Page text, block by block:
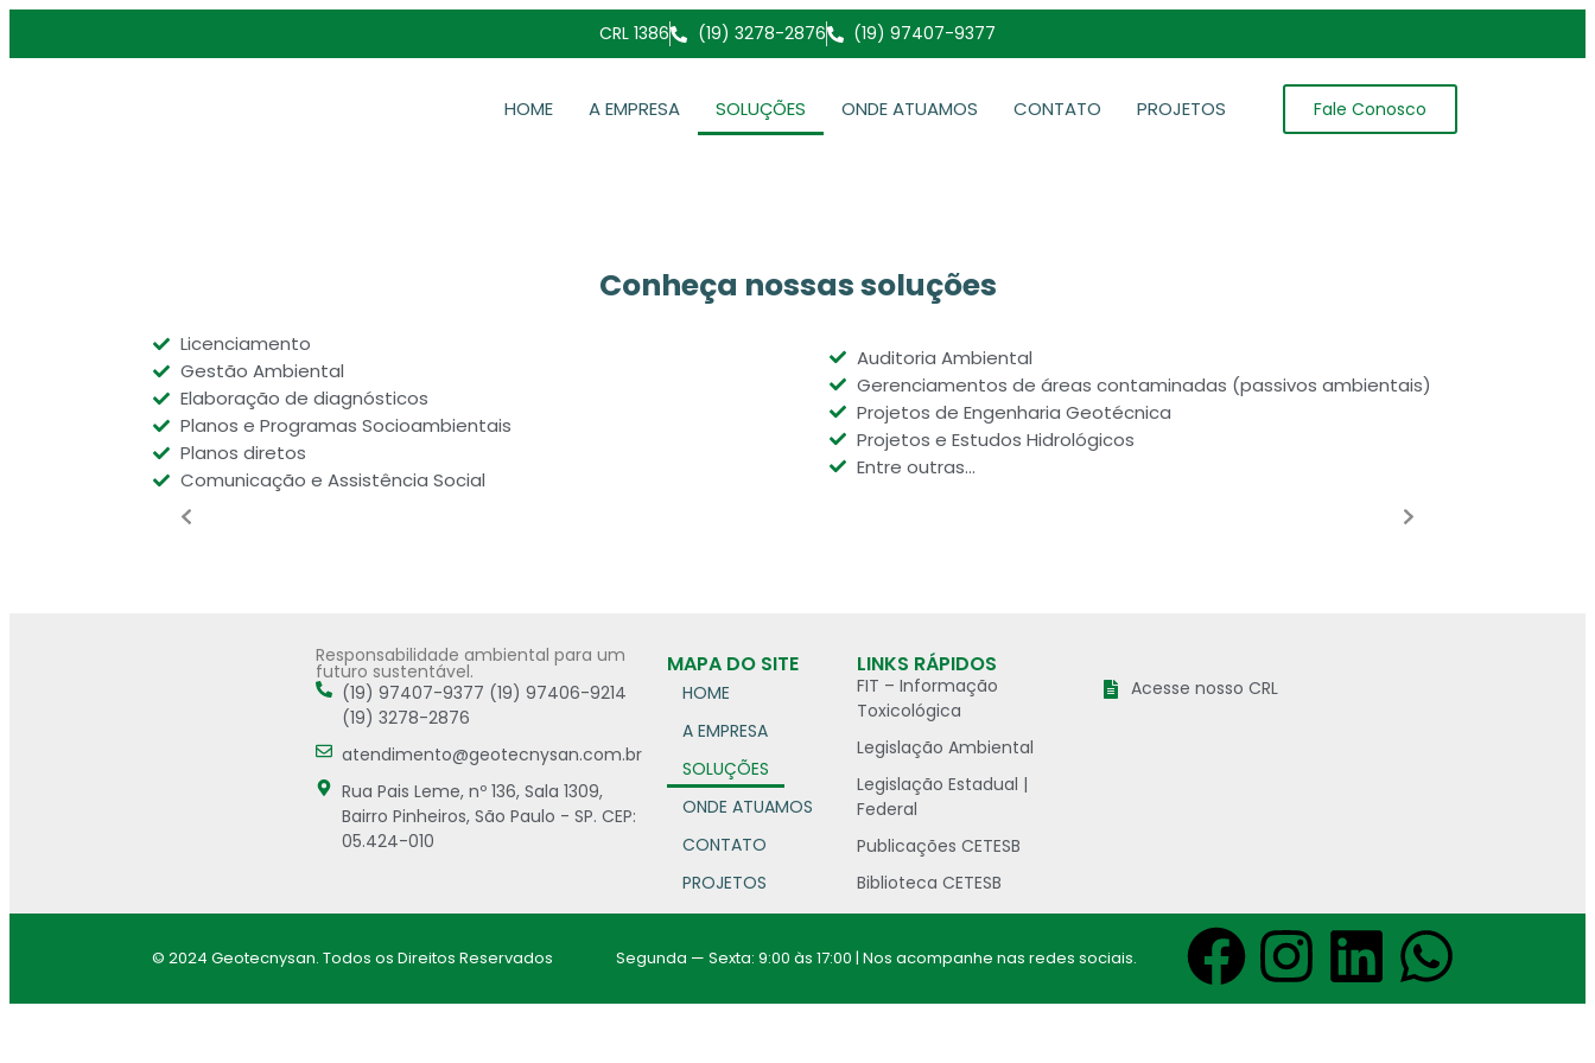
CRL 1386 (19) 3278-2876 (19) 97407-9377
HOME A EMPRESA SOLUÇÕES ONDE ATUAMOS CONTATO PROJETOS Fale Conosco
Conheça nossas soluções
Licenciamento
Gestão Ambiental
Elaboração de diagnósticos
Planos e Programas Socioambientais
Planos diretos
Comunicação e Assistência Social
Auditoria Ambiental
Gerenciamentos de áreas contaminadas (passivos ambientais)
Projetos de Engenharia Geotécnica
Projetos e Estudos Hidrológicos
Entre outras...
Responsabilidade ambiental para um
futuro sustentável.
(19) 97407-9377 (19) 97406-9214
(19) 3278-2876
atendimento@geotecnysan.com.br
Rua Pais Leme, nº 136, Sala 1309,
Bairro Pinheiros, São Paulo - SP. CEP:
05.424-010
MAPA DO SITE
HOME
A EMPRESA
SOLUÇÕES
ONDE ATUAMOS
CONTATO
PROJETOS
LINKS RÁPIDOS
FIT – Informação
Toxicológica
Legislação Ambiental
Legislação Estadual |
Federal
Publicações CETESB
Biblioteca CETESB
Acesse nosso CRL
© 2024 Geotecnysan. Todos os Direitos Reservados Segunda — Sexta: 9:00 às 17:00 | Nos acompanhe nas redes sociais.